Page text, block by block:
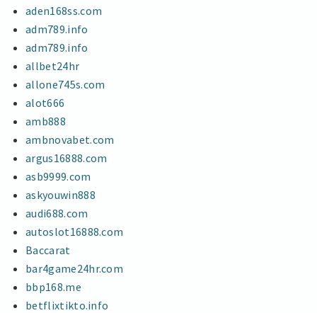
aden168ss.com
adm789.info
adm789.info
allbet24hr
allone745s.com
alot666
amb888
ambnovabet.com
argus16888.com
asb9999.com
askyouwin888
audi688.com
autoslot16888.com
Baccarat
bar4game24hr.com
bbp168.me
betflixtikto.info